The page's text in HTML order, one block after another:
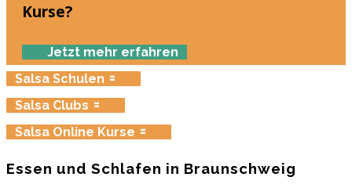
Kurse?
Jetzt mehr erfahren
Salsa Schulen
Salsa Clubs
Salsa Online Kurse
Essen und Schlafen in Braunschweig